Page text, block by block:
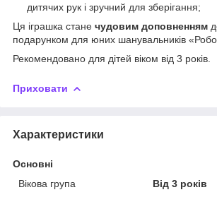
дитячих рук і зручний для зберігання;
Ця іграшка стане чудовим доповненням
подарунком для юних шанувальників
Рекомендовано для дітей віком від 3 років.
Приховати
Характеристики
Основні
Вікова група
Від 3 років